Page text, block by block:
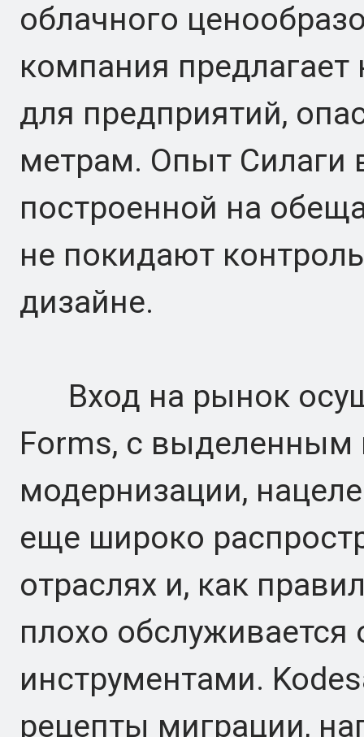
облачного
компания предлагает
для предприятий,
метрам. Опыт Силаги
построенной на
не покидают
дизайне.
Вход на рынок
Forms, с выделенным
модернизации,
еще широко
отраслях и, как
плохо
инструментами.
рецепты миграции,